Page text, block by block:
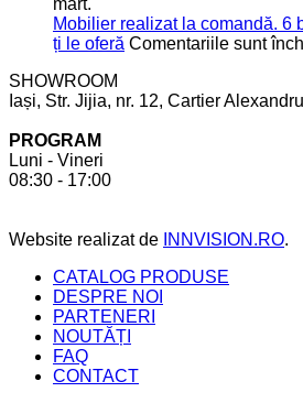
spațiu
în
mart.
Mobilier realizat la comandă. 6
ți le oferă Comentariile sunt
SHOWROOM
Iași, Str. Jijia, nr. 12, Cartier
PROGRAM
Luni - Vineri
08:30 - 17:00
Website realizat de INNVISION.RO.
CATALOG PRODUSE
DESPRE NOI
PARTENERI
NOUTĂȚI
FAQ
CONTACT